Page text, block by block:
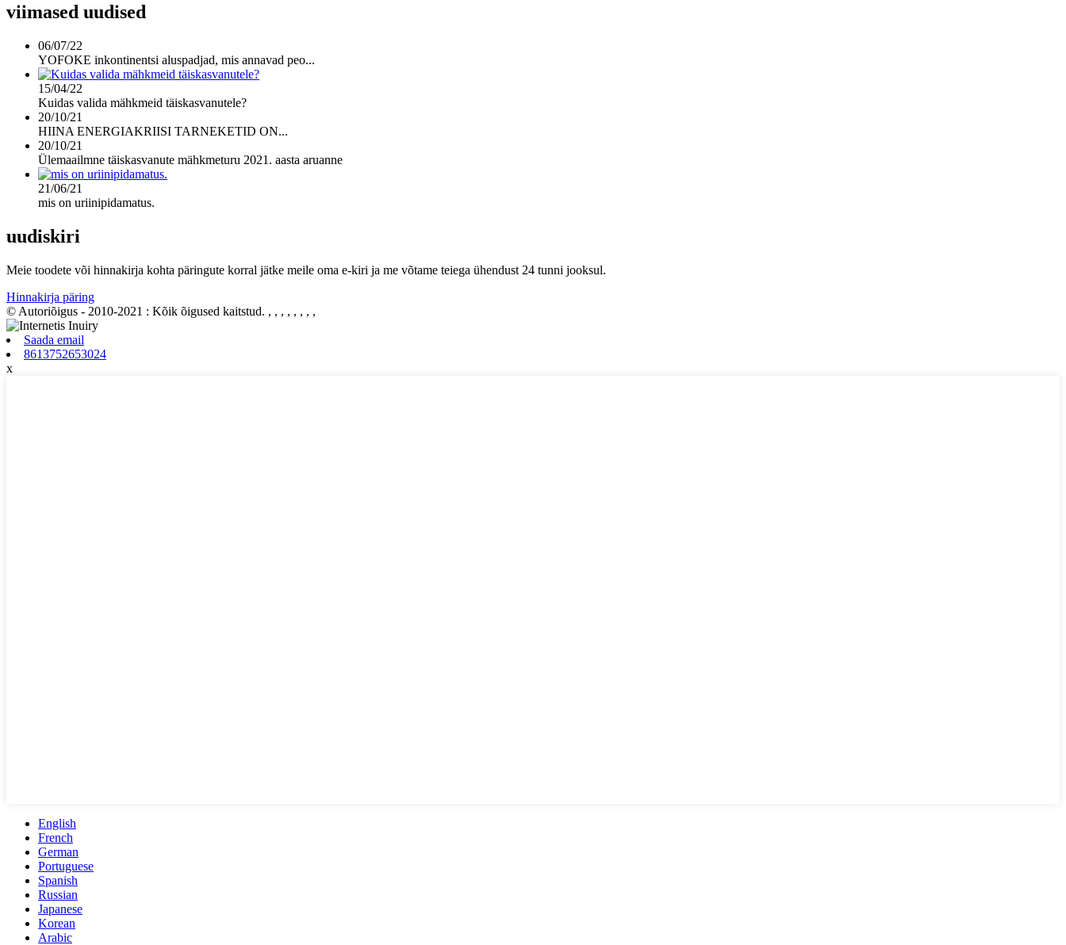
viimased uudised
06/07/22
YOFOKE inkontinentsi aluspadjad, mis annavad peo...
15/04/22
Kuidas valida mähkmeid täiskasvanutele?
20/10/21
HIINA ENERGIAKRIISI TARNEKETID ON...
20/10/21
Ülemaailmne täiskasvanute mähkmeturu 2021. aasta aruanne
21/06/21
mis on uriinipidamatus.
uudiskiri
Meie toodete või hinnakirja kohta päringute korral jätke meile oma e-kiri ja me võtame teiega ühendust 24 tunni jooksul.
Hinnakirja päring
© Autoriõigus - 2010-2021 : Kõik õigused kaitstud. , , , , , , , ,
Saada email
8613752653024
x
English
French
German
Portuguese
Spanish
Russian
Japanese
Korean
Arabic